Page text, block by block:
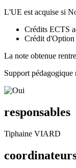
L'UE est acquise si
Crédits ECTS
Crédit d'Option
La note obtenue
Support pédagogique
responsables
Tiphaine VIARD